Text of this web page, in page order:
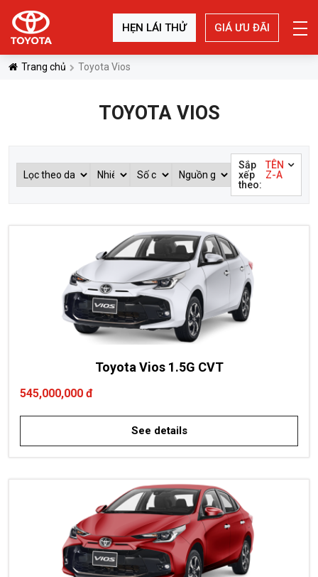
HẸN LÁI THỬ GIÁ ƯU ĐÃI
Trang chủ Toyota Vios
TOYOTA VIOS
Sắp
xếp
theo:
TÊN
Z-A
Toyota Vios 1.5G CVT
545,000,000 đ
See details